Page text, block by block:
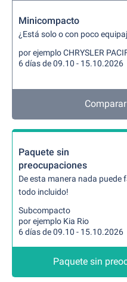
Minicompacto
¿Está solo o con poco
por ejemplo CHRYSLER
6 días de 09.10 - 15.10.2026
Paquete sin
preocupaciones
De esta manera nada puede
todo incluido!
Subcompacto
por ejemplo Kia Rio
6 días de 09.10 - 15.10.2026
Paquete sin